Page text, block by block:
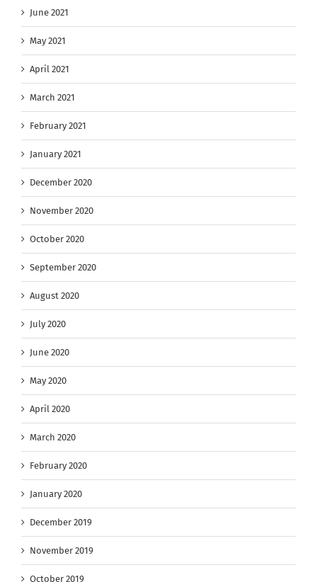
June 2021
May 2021
April 2021
March 2021
February 2021
January 2021
December 2020
November 2020
October 2020
September 2020
August 2020
July 2020
June 2020
May 2020
April 2020
March 2020
February 2020
January 2020
December 2019
November 2019
October 2019